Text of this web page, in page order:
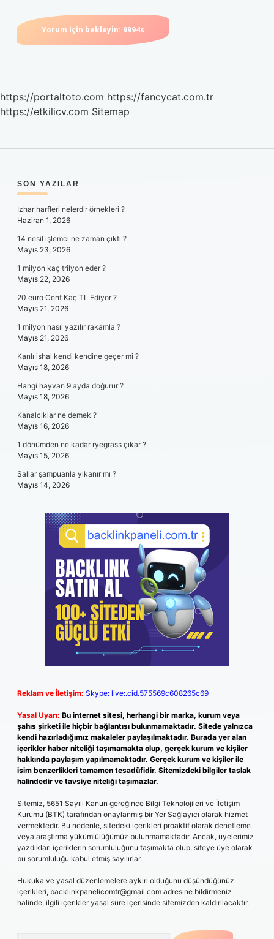
https://portaltoto.com https://fancycat.com.tr
https://etkilicv.com Sitemap
SIDEBAR
SON YAZILAR
Izhar harfleri nelerdir örnekleri ?
Haziran 1, 2026
14 nesil işlemci ne zaman çıktı ?
Mayıs 23, 2026
1 milyon kaç trilyon eder ?
Mayıs 22, 2026
20 euro Cent Kaç TL Ediyor ?
Mayıs 21, 2026
1 milyon nasıl yazılır rakamla ?
Mayıs 21, 2026
Kanlı ishal kendi kendine geçer mi ?
Mayıs 18, 2026
Hangi hayvan 9 ayda doğurur ?
Mayıs 18, 2026
Kanalcıklar ne demek ?
Mayıs 16, 2026
1 dönümden ne kadar ryegrass çıkar ?
Mayıs 15, 2026
Şallar şampuanla yıkanır mı ?
Mayıs 14, 2026
Reklam ve İletişim: Skype: live:.cid.575569c608265c69
Yasal Uyarı: Bu internet sitesi, herhangi bir marka, kurum veya
şahıs şirketi ile hiçbir bağlantısı bulunmamaktadır. Sitede yalnızca
kendi hazırladığımız makaleler paylaşılmaktadır. Burada yer alan
içerikler haber niteliği taşımamakta olup, gerçek kurum ve kişiler
hakkında paylaşım yapılmamaktadır. Gerçek kurum ve kişiler ile
isim benzerlikleri tamamen tesadüfidir. Sitemizdeki bilgiler taslak
halindedir ve tavsiye niteliği taşımazlar.
Sitemiz, 5651 Sayılı Kanun gereğince Bilgi Teknolojileri ve İletişim
Kurumu (BTK) tarafından onaylanmış bir Yer Sağlayıcı olarak hizmet
vermektedir. Bu nedenle, sitedeki içerikleri proaktif olarak denetleme
veya araştırma yükümlülüğümüz bulunmamaktadır. Ancak, üyelerimiz
yazdıkları içeriklerin sorumluluğunu taşımakta olup, siteye üye olarak
bu sorumluluğu kabul etmiş sayılırlar.
Hukuka ve yasal düzenlemelere aykırı olduğunu düşündüğünüz
içerikleri, backlinkpanelicomtr@gmail.com adresine bildirmeniz
halinde, ilgili içerikler yasal süre içerisinde sitemizden kaldırılacaktır.